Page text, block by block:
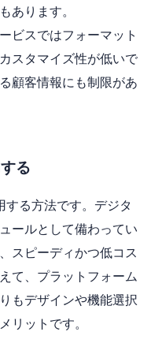
あります。
ビスではフォーマット
スタマイズ性が低いで
顧客情報にも制限があ
る
する方法です。デジタ
ールとして備わってい
スピーディかつ低コス
て、プラットフォーム
もデザインや機能選択
リットです。